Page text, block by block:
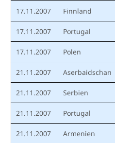
17.11.2007 Finnland
17.11.2007 Portugal
17.11.2007 Polen
21.11.2007 Aserbaidschan
21.11.2007 Serbien
21.11.2007 Portugal
21.11.2007 Armenien